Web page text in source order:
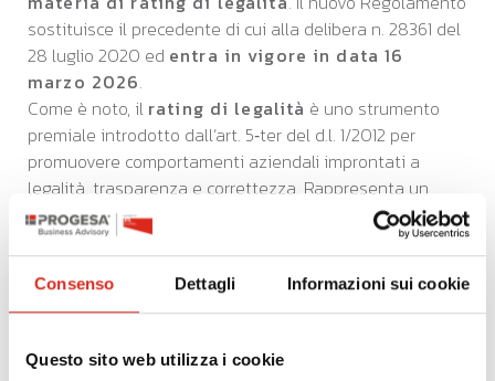
Consenso Dettagli Informazioni sui cookie
Questo sito web utilizza i cookie
sostituisce il precedente di cui alla delibera n. 28361 del
28 luglio 2020 ed entra in vigore in data 16
marzo 2026.
Come è noto, il rating di legalità è uno strumento
premiale introdotto dall’art. 5‑ter del d.l. 1/2012 per
promuovere comportamenti aziendali improntati a
legalità, trasparenza e correttezza. Rappresenta un
indicatore riconosciuto a livello istituzionale che
valorizza le imprese che adottano principi etici,
I principali elementi di novità sono:
durata del rating viene estesa a